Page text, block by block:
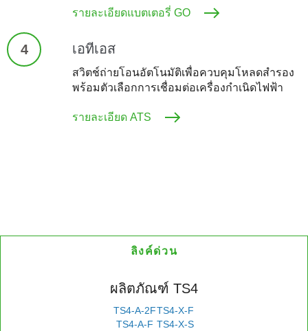
รายละเอียดแบตเตอรี่ GO
4 เอทีเอส
สวิตช์ถ่ายโอนอัตโนมัติเพื่อควบคุมโหลดสำรอง
พร้อมตัวเลือกการเชื่อมต่อเครื่องกำเนิดไฟฟ้า
รายละเอียด ATS
ลิงค์ด่วน
ผลิตภัณฑ์ TS4
TS4-A-2F
TS4-A-F
TS4-X-F
TS4-X-S